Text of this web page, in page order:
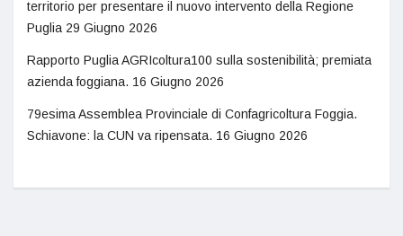
territorio per presentare il nuovo intervento della Regione
Puglia 29 Giugno 2026
Rapporto Puglia AGRIcoltura100 sulla sostenibilità; premiata
azienda foggiana. 16 Giugno 2026
79esima Assemblea Provinciale di Confagricoltura Foggia.
Schiavone: la CUN va ripensata. 16 Giugno 2026